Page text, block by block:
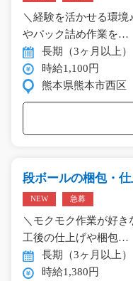
＼経験を活かせる環
やパック詰め作業を…
長期（3ヶ月以上）
時給1,100円
熊本県熊本市西区
段ボールの梱包・
NEW 急募
＼モクモク作業が好
工後の仕上げや梱包…
長期（3ヶ月以上）
時給1,380円